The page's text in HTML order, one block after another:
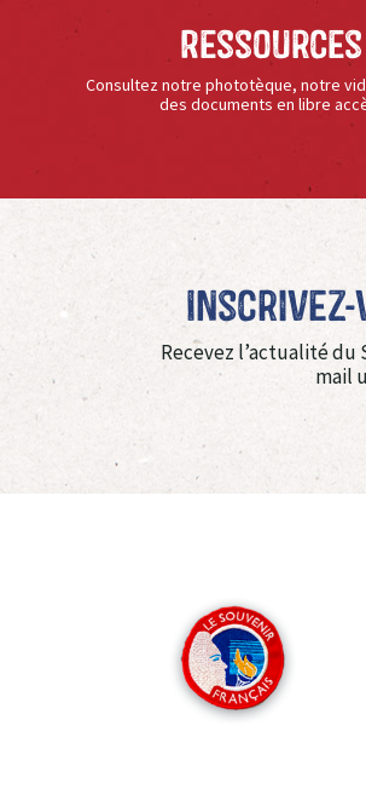
Ressources
Consultez notre phototèque, notre
des documents en libre
Recevez l’actualité du
mail